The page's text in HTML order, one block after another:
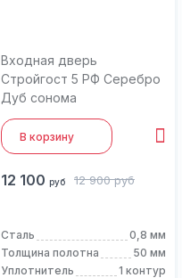
Входная дверь
Стройгост 5 РФ Серебро
Дуб сонома
В корзину
12 100 руб 12 900 руб
Сталь
0,8 мм
Толщина полотна
50 мм
Уплотнитель
1 контур